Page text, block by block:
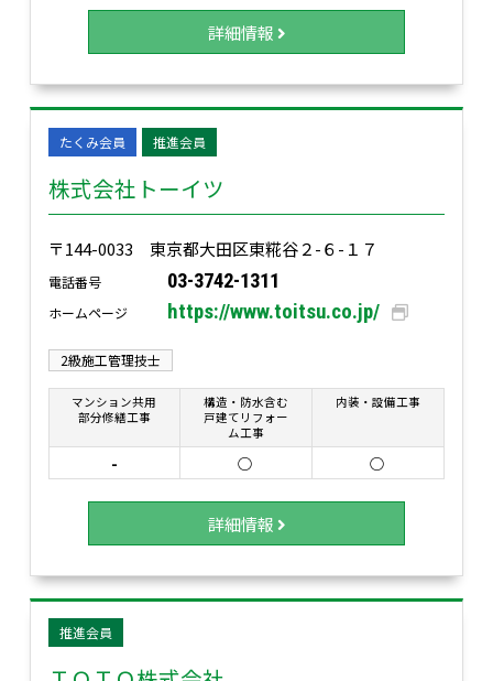
詳細情報
株式会社トーイツ
たくみ会員 推進会員
〒144-0033 東京都大田区東糀谷２-６-１７
電話番号 03-3742-1311
ホームページ https://www.toitsu.co.jp/
2級施工管理技士
マンション共用
部分修繕工事
構造・防水含む
戸建てリフォー
ム工事
内装・設備工事
- ○ ○
詳細情報
推進会員